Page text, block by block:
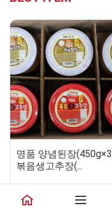
명품 양념된장
볶음생고추장(...